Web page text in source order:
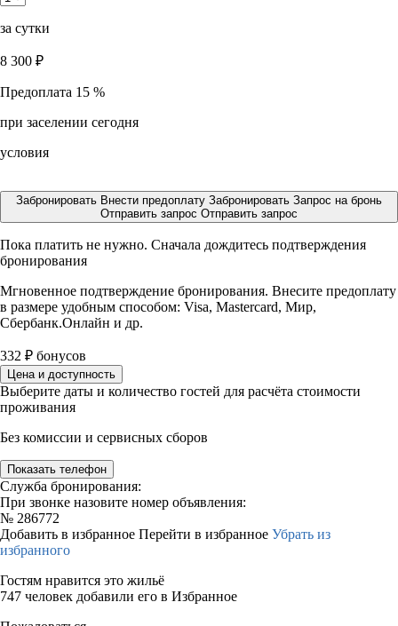
за сутки
8 300 ₽
Предоплата 15 %
при заселении сегодня
условия
Забронировать Внести предоплату Забронировать Запрос на бронь
Отправить запрос Отправить запрос
Пока платить не нужно. Сначала дождитесь подтверждения
бронирования
Мгновенное подтверждение бронирования. Внесите предоплату
в размере удобным способом: Visa, Mastercard, Мир,
Сбербанк.Онлайн и др.
332 ₽ бонусов
Цена и доступность
Выберите даты и количество гостей для расчёта стоимости
проживания
Без комиссии и сервисных сборов
Показать телефон
Служба бронирования:
При звонке назовите номер объявления:
№ 286772
Добавить в избранное Перейти в избранное Убрать из
избранного
Гостям нравится это жильё
747 человек добавили его в Избранное